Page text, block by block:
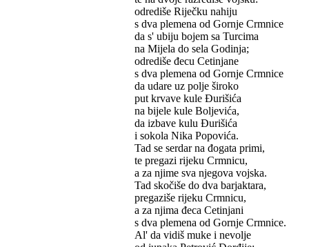
odrediše Riječku nahiju
s dva plemena od Gornje Crmnice
da s' ubiju bojem sa Turcima
na Mijela do sela Godinja;
odrediše đecu Cetinjane
s dva plemena od Gornje Crmnice
da udare uz polje široko
put krvave kule Đurišića
na bijele kule Boljevića,
da izbave kulu Đurišića
i sokola Nika Popovića.
Tad se serdar na đogata primi,
te pregazi rijeku Crmnicu,
a za njime sva njegova vojska.
Tad skočiše do dva barjaktara,
pregaziše rijeku Crmnicu,
a za njima đeca Cetinjani
s dva plemena od Gornje Crmnice.
Al' da vidiš muke i nevolje